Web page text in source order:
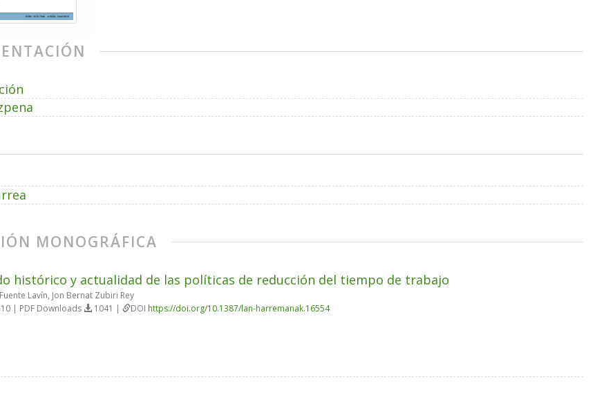
MONOGRÁFICA
histórico y actualidad de las políticas de reducción del tiempo de trabajo
Lavín, Jon Bernat Zubiri Rey
| PDF Downloads 1041 | DOI https://doi.org/10.1387/lan-harremanak.16554